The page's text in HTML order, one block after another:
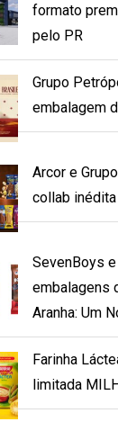
formato
pelo PR
Grupo
embalagem
Arcor e
collab inédita
SevenBoys
embalagens
Aranha: Um
Farinha
limitada